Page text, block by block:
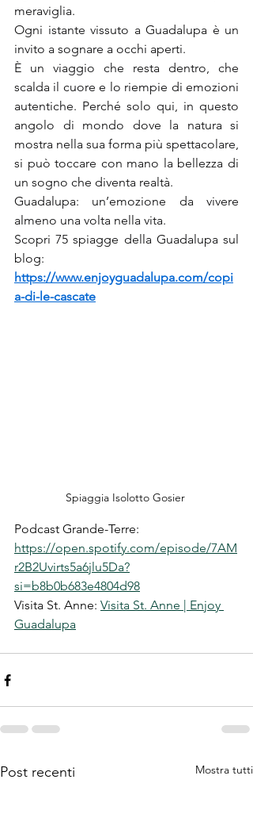
meraviglia.
Ogni istante vissuto a Guadalupa è un
invito a sognare a occhi aperti.
È un viaggio che resta dentro, che
scalda il cuore e lo riempie di emozioni
autentiche. Perché solo qui, in questo
angolo di mondo dove la natura si
mostra nella sua forma più spettacolare,
si può toccare con mano la bellezza di
un sogno che diventa realtà.
Guadalupa: un’emozione da vivere
almeno una volta nella vita.
Scopri 75 spiagge della Guadalupa sul
https://www.enjoyguadalupa.com/copi
a-di-le-cascate
Spiaggia Isolotto Gosier
Podcast Grande-Terre:
https://open.spotify.com/episode/7AM
r2B2Uvirts5a6jlu5Da?
si=b8b0b683e4804d98
Visita St. Anne: Visita St. Anne | Enjoy
Guadalupa
Post recenti Mostra tutti